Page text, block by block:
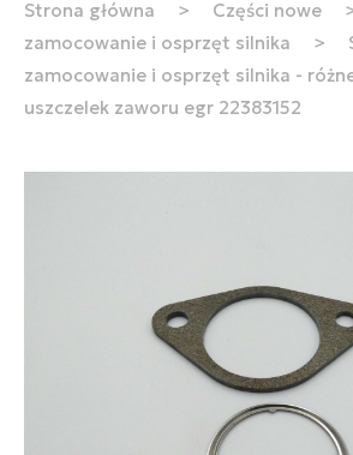
Strona główna > Części nowe
zamocowanie i osprzęt silnika
>
zamocowanie i osprzęt silnika -
uszczelek zaworu egr 22383152